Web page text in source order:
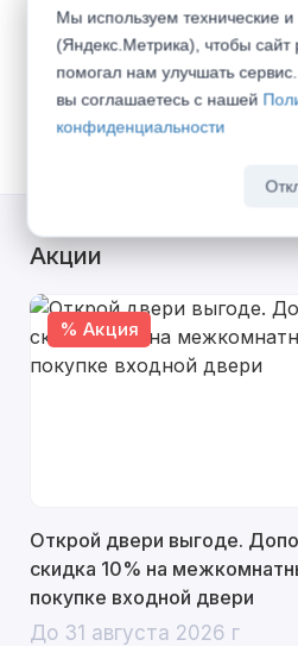
Способы получения:
Доставка транспортом
Новгород -600 руб.(
Самовывоз со склада
Акции
% Акция
Открой двери выгоде.
скидка 10% на
покупке входной двери
До 31 августа 2026 г
Мы используем технические
(Яндекс.Метрика), чтобы сайт
помогал нам улучшать
вы соглашаетесь с нашей
конфиденциальности